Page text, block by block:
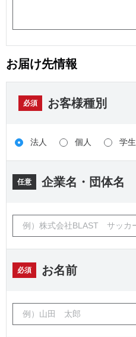
お届け先情報
必須 お客様種別
法人 個人 学生
任意 企業名・団体名
必須 お名前